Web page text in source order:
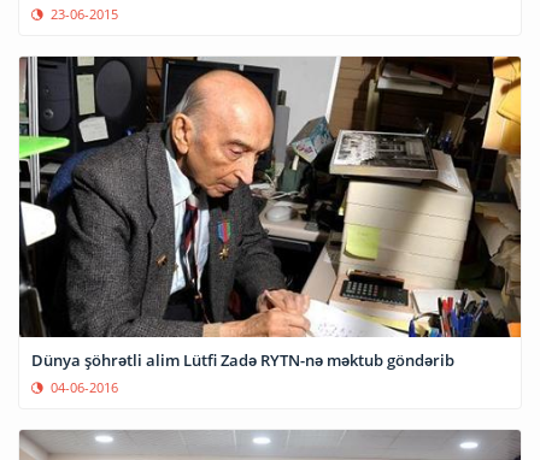
23-06-2015
Dünya şöhrətli alim Lütfi Zadə RYTN-nə məktub göndərib
04-06-2016